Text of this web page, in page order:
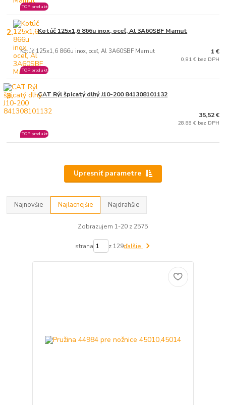
TOP produkt
2. Kotúč 125x1,6 866u inox, oceľ, Al 3A60SBF Mamut
Kotúč 125x1,6 866u inox, oceľ, Al 3A60SBF Mamut
TOP produkt
1 €
0,81 € bez DPH
3. CAT Rýl špicatý dlhý J10-200 841308101132
TOP produkt
35,52 €
28,88 € bez DPH
Upresniť parametre
Najnovšie Najlacnejšie Najdrahšie
Zobrazujem 1-20 z 2575
strana z 129ďalšie